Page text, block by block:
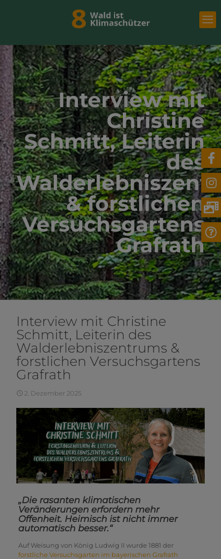
Interview mit
Christine
Schmitt, Leiterin
des
& forstlichen
Versuchsgartens
Grafrath
Interview mit Christine
Schmitt, Leiterin des
Walderlebniszentrums &
forstlichen Versuchsgartens
Grafrath
2. Dezember 2025
„Die rasanten klimatischen
Veränderungen erfordern mehr
Offenheit. Heimisch ist nicht immer
automatisch besser.“
Auf Weisung von König Ludwig II wurde 1881 der
forstliche Versuchsgarten im bayerischen Grafrath